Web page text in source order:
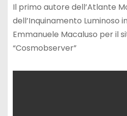
Il primo autore dell’Atlante
dell’Inquinamento Luminoso
Emmanuele Macaluso per il
“Cosmobserver”